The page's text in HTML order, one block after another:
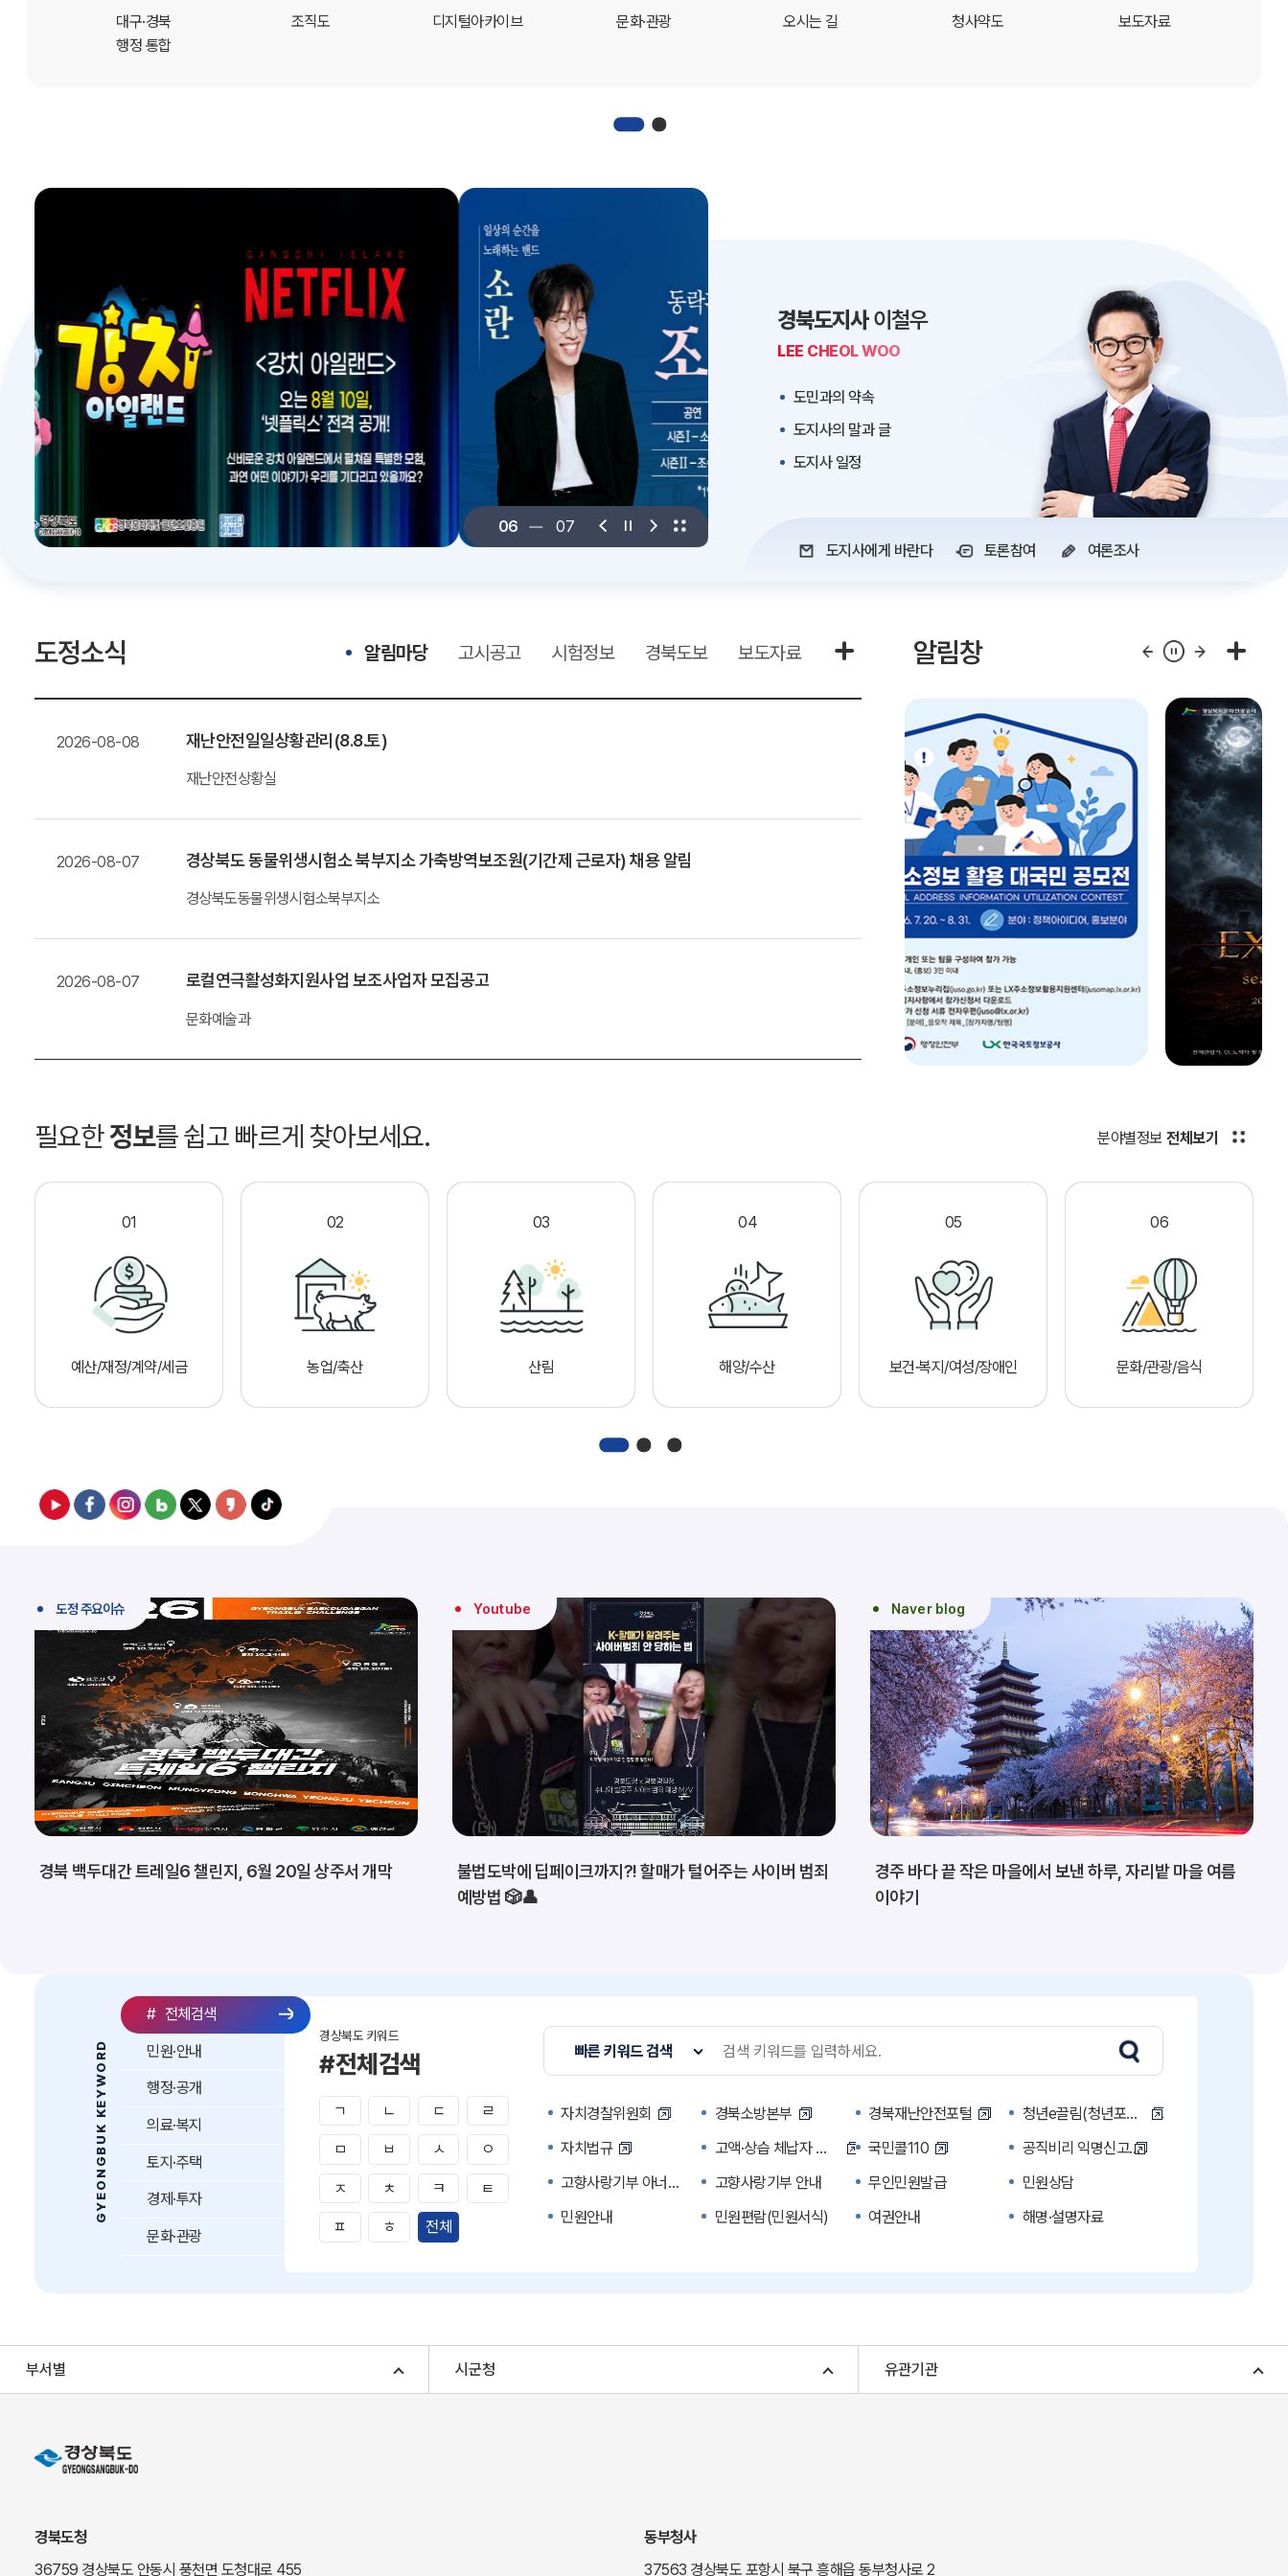
대구·경북
행정 통합
조직도 디지털아카이브 문화·관광 오시는 길 청사약도 보도자료
06 07
경북도지사이철우
LEE CHEOL WOO
도민과의 약속
도지사의 말과 글
도지사 일정
도지사에게 바란다 토론참여 여론조사
도정소식 알림마당 고시공고 시험정보 경북도보 보도자료
2026-08-08 재난안전일일상황관리(8.8.토)
재난안전상황실
2026-08-07 경상북도 동물위생시험소 북부지소 가축방역보조원(기간제 근로자) 채용 알림
경상북도동물위생시험소북부지소
2026-08-07 로컬연극활성화지원사업 보조사업자 모집공고
문화예술과
알림창
필요한정보를 쉽고 빠르게 찾아보세요.
01
예산/재정/계약/세금
02
농업/축산
03
산림
04
해양/수산
05
보건·복지/여성/장애인
06
문화/관광/음식
분야별정보 전체보기
도정 주요이슈
경북 백두대간 트레일6 챌린지, 6월 20일 상주서 개막
Youtube
불법도박에 딥페이크까지?! 할매가 털어주는 사이버 범죄
예방법 🎲👤
Naver blog
경주 바다 끝 작은 마을에서 보낸 하루, 자리밭 마을 여름
이야기
GYEONGBUK KEYWORD
# 전체검색
경상북도 키워드
#전체검색
ㄱ ㄴ ㄷ ㄹ
ㅁ ㅂ ㅅ ㅇ
ㅈ ㅊ ㅋ ㅌ
ㅍ ㅎ 전체
빠른 키워드 검색
자치경찰위원회 경북소방본부 경북재난안전포털
청년e끌림(청년포털)
자치법규
고액·상습 체납자 명단 국민콜110
공직비리 익명신고
고향사랑기부 아너스 클럽
고향사랑기부 안내 무인민원발급
민원상담
민원안내
민원편람(민원서식) 여권안내
해명·설명자료
귀농귀촌종합지원센터
부동산중개보수 안내 조상 땅 찾기
토지이용계획
경북e맛(음식정보)
도립예술단 공연소개 동락관
민원·안내
행정·공개
의료·복지
토지·주택
경제·투자
문화·관광
부서별 시군청 유관기관
경북도청
36759 경상북도 안동시 풍천면 도청대로 455
동부청사
37563 경상북도 포항시 북구 흥해읍 동부청사로 2